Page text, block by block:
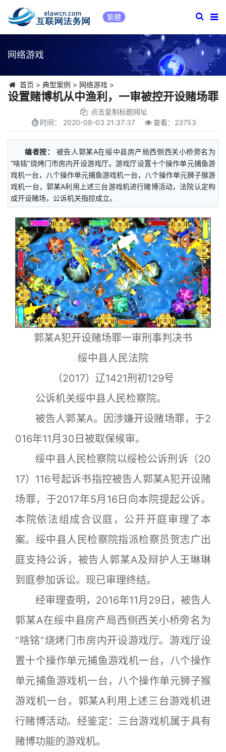
繁體
网络游戏
首页 > 典型案例 > 网络游戏>
设置赌博机从中渔利，一审被控开设赌场罪
点击复制标题网址
时间： 2020-08-03 21:37:37 查看： 23753
编者按：
被告人郭某A在绥中县房产局西侧西关小桥旁名为
“啥铭”烧烤门市房内开设游戏厅。游戏厅设置十个操作单元捕鱼游
戏机一台，八个操作单元捕鱼游戏机一台，八个操作单元狮子猴游
戏机一台，郭某A利用上述三台游戏机进行赌博活动，法院认定构
成开设赌场，公诉机关指控成立。
郭某A犯开设赌场罪一审刑事判决书
绥中县人民法院
（2017）辽1421刑初129号
公诉机关绥中县人民检察院。
被告人郭某A。因涉嫌开设赌场罪，于2
016年11月30日被取保候审。
绥中县人民检察院以绥检公诉刑诉（20
17）116号起诉书指控被告人郭某A犯开设赌
场罪，于2017年5月16日向本院提起公诉。
本院依法组成合议庭，公开开庭审理了本
案。绥中县人民检察院指派检察员贺志广出
庭支持公诉，被告人郭某A及辩护人王琳琳
到庭参加诉讼。现已审理终结。
经审理查明，2016年11月29日，被告人
郭某A在绥中县房产局西侧西关小桥旁名为
“啥铭”烧烤门市房内开设游戏厅。游戏厅设
置十个操作单元捕鱼游戏机一台，八个操作
单元捕鱼游戏机一台，八个操作单元狮子猴
游戏机一台，郭某A利用上述三台游戏机进
行赌博活动。经鉴定：三台游戏机属于具有
赌博功能的游戏机。